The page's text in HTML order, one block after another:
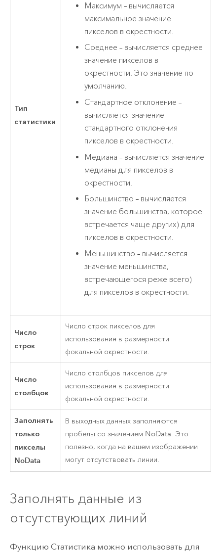
Тип
статистики
Максимум – вычисляется
максимальное значение
пикселов в окрестности.
Среднее – вычисляется среднее
значение пикселов в
окрестности. Это значение по
умолчанию.
Стандартное отклонение –
вычисляется значение
стандартного отклонения
пикселов в окрестности.
Медиана – вычисляется значение
медианы для пикселов в
окрестности.
Большинство – вычисляется
значение большинства, которое
встречается чаще других) для
пикселов в окрестности.
Меньшинство – вычисляется
значение меньшинства,
встречающегося реже всего)
для пикселов в окрестности.
Число
строк
Число строк пикселов для
использования в размерности
фокальной окрестности.
Число
столбцов
Число столбцов пикселов для
использования в размерности
фокальной окрестности.
Заполнять
только
пикселы
NoData
В выходных данных заполняются
пробелы со значением NoData. Это
полезно, когда на вашем изображении
могут отсутствовать линии.
Заполнять данные из
отсутствующих линий
Функцию Статистика можно использовать для